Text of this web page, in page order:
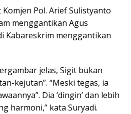
Pol. Arief Sulistyanto
menggantikan Agus
Kabareskrim menggantikan
jelas, Sigit bukan
kejutan”. “Meski tegas, ia
Dia ‘dingin’ dan lebih
harmoni,” kata Suryadi.